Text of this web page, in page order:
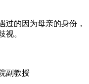
过的因为母亲的身份，
视。
副教授